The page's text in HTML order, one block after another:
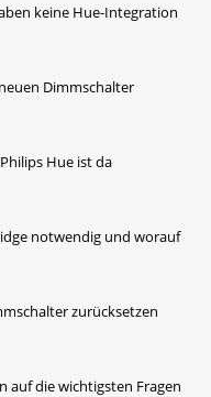
keine Hue-Integration
Dimmschalter
Hue ist da
notwendig und worauf
zurücksetzen
auf die wichtigsten Fragen